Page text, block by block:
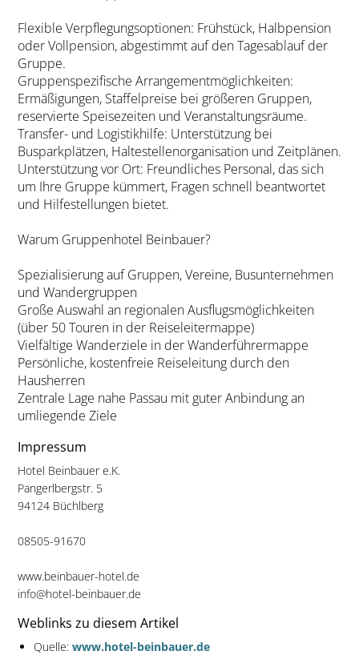
Flexible Verpflegungsoptionen: Frühstück, Halbpension
oder Vollpension, abgestimmt auf den Tagesablauf der
Gruppe.
Gruppenspezifische Arrangementmöglichkeiten:
Ermäßigungen, Staffelpreise bei größeren Gruppen,
reservierte Speisezeiten und Veranstaltungsräume.
Transfer- und Logistikhilfe: Unterstützung bei
Busparkplätzen, Haltestellenorganisation und Zeitplänen.
Unterstützung vor Ort: Freundliches Personal, das sich
um Ihre Gruppe kümmert, Fragen schnell beantwortet
und Hilfestellungen bietet.
Warum Gruppenhotel Beinbauer?
Spezialisierung auf Gruppen, Vereine, Busunternehmen
und Wandergruppen
Große Auswahl an regionalen Ausflugsmöglichkeiten
(über 50 Touren in der Reiseleitermappe)
Vielfältige Wanderziele in der Wanderführermappe
Persönliche, kostenfreie Reiseleitung durch den
Hausherren
Zentrale Lage nahe Passau mit guter Anbindung an
umliegende Ziele
Impressum
Hotel Beinbauer e.K.
Pangerlbergstr. 5
94124 Büchlberg
08505-91670
www.beinbauer-hotel.de
info@hotel-beinbauer.de
Weblinks zu diesem Artikel
Quelle: www.hotel-beinbauer.de